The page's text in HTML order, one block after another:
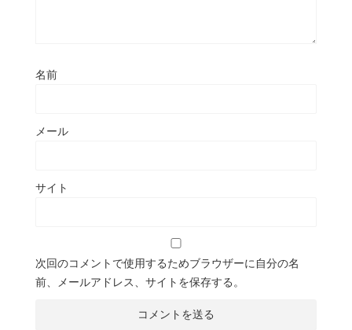
名前
メール
サイト
次回のコメントで使用するためブラウザーに自分の名
前、メールアドレス、サイトを保存する。